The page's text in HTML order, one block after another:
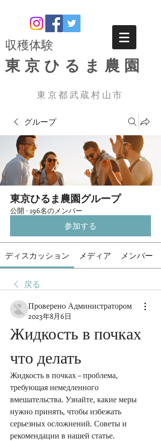
​収穫体験
東京ひるま農園
東京都武蔵村山市
グループ
東京ひるま農園グループ
公開 · 196名のメンバー
参加する
ディスカッション メディア メンバー
戻る
Проверено Администратором
2023年8月6日
Жидкость в почках
что делать
Жидкость в почках – проблема,
требующая немедленного
вмешательства. Узнайте, какие меры
нужно принять, чтобы избежать
серьезных осложнений. Советы и
рекомендации в нашей статье.